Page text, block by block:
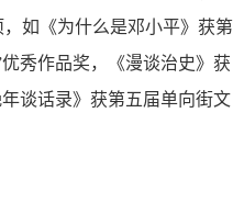
如《为什么是邓小平》获第
优秀作品奖，《漫谈治史》获
谈话录》获第五届单向街文